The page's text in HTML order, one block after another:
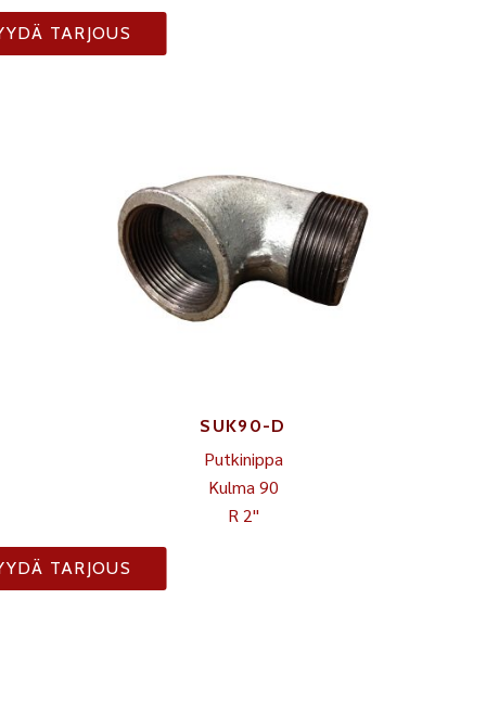
TARJOUS
SUK90-D
Putkinippa
Kulma 90
R 2"
TARJOUS